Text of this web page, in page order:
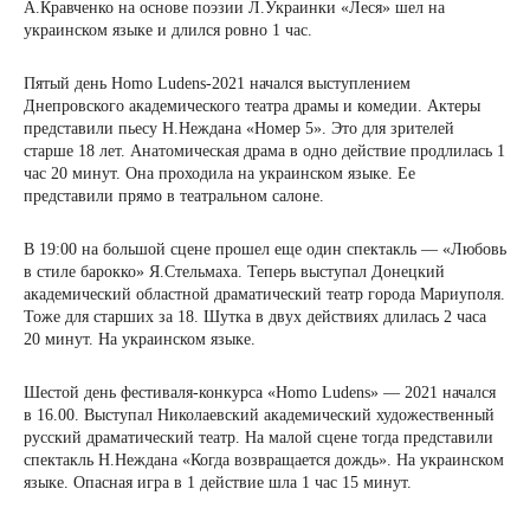
А.Кравченко на основе поэзии Л.Украинки «Леся» шел на
украинском языке и длился ровно 1 час.
Пятый день Homo Ludens-2021 начался выступлением
Днепровского академического театра драмы и комедии. Актеры
представили пьесу Н.Неждана «Номер 5». Это для зрителей
старше 18 лет. Анатомическая драма в одно действие продлилась 1
час 20 минут. Она проходила на украинском языке. Ее
представили прямо в театральном салоне.
В 19:00 на большой сцене прошел еще один спектакль — «Любовь
в стиле барокко» Я.Стельмаха. Теперь выступал Донецкий
академический областной драматический театр города Мариуполя.
Тоже для старших за 18. Шутка в двух действиях длилась 2 часа
20 минут. На украинском языке.
Шестой день фестиваля-конкурса «Homo Ludens» — 2021 начался
в 16.00. Выступал Николаевский академический художественный
русский драматический театр. На малой сцене тогда представили
спектакль Н.Неждана «Когда возвращается дождь». На украинском
языке. Опасная игра в 1 действие шла 1 час 15 минут.